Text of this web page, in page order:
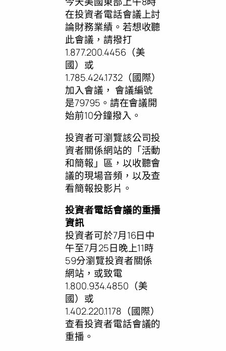
在投資者電話會議上討
論財務業績。若想收聽
此會議，請撥打
1.877.200.4456（美
國）或
1.785.424.1732（國際）
加入會議， 會議編號
是79795。請在會議開
始前10分鐘撥入。
投資者可瀏覽該公司投
資者關係網站的「活動
和簡報」區，以收聽會
議的現場音頻，以及查
看簡報投影片。
投資者電話會議的重播
資訊
投資者可於7月16日中
午至7月25日晚上11時
59分瀏覽投資者關係
網站，或致電
1.800.934.4850（美
國）或
1.402.220.1178（國際）
查看投資者電話會議的
重播。